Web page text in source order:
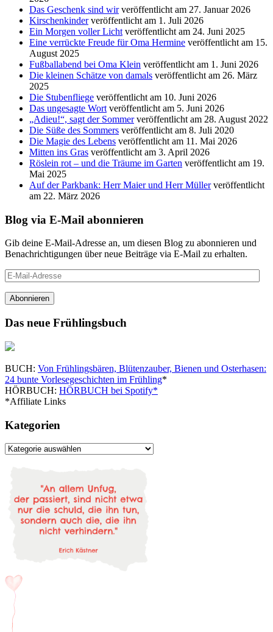
Das Geschenk sind wir veröffentlicht am 27. Januar 2026
Kirschenkinder veröffentlicht am 1. Juli 2026
Ein Morgen voller Licht veröffentlicht am 24. Juni 2025
Eine verrückte Freude für Oma Hermine veröffentlicht am 15.
August 2025
Fußballabend bei Oma Klein veröffentlicht am 1. Juni 2026
Die kleinen Schätze von damals veröffentlicht am 26. März
2025
Die Stubenfliege veröffentlicht am 10. Juni 2026
Das ungesagte Wort veröffentlicht am 5. Juni 2026
„Adieu!“, sagt der Sommer veröffentlicht am 28. August 2022
Die Süße des Sommers veröffentlicht am 8. Juli 2020
Die Magie des Lebens veröffentlicht am 11. Mai 2026
Mitten ins Gras veröffentlicht am 3. April 2026
Röslein rot – und die Träume im Garten veröffentlicht am 19.
Mai 2025
Auf der Parkbank: Herr Maier und Herr Müller veröffentlicht
am 22. März 2026
Blog via E-Mail abonnieren
Gib deine E-Mail-Adresse an, um diesen Blog zu abonnieren und
Benachrichtigungen über neue Beiträge via E-Mail zu erhalten.
E-
Mail-
Adresse
Abonnieren
Das neue Frühlingsbuch
BUCH: Von Frühlingsbären, Blütenzauber, Bienen und Osterhasen:
24 bunte Vorlesegeschichten im Frühling*
HÖRBUCH: HÖRBUCH bei Spotify*
*Affiliate Links
Kategorien
Kategorien